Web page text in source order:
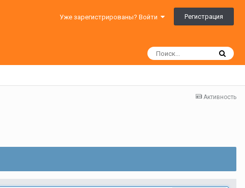
Уже зарегистрированы? Войти Регистрация
Активность